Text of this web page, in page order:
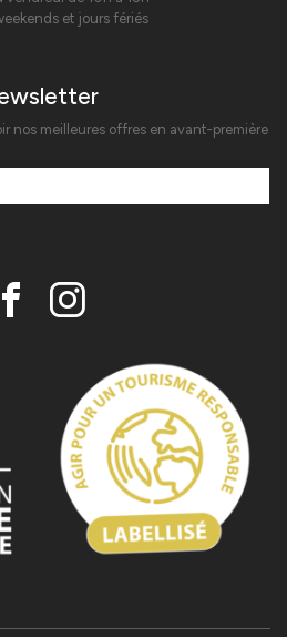
et jours fériés
nos meilleures offres en avant-première